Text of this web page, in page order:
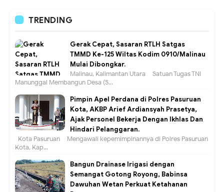
TRENDING
Gerak Cepat, Sasaran RTLH Satgas
TMMD Ke-125 Wiltas Kodim 0910/Malinau
Mulai Dibongkar.
Malinau, Kalimantan Utara – Satuan Tugas TNI
Manunggal Membangun Desa (S...
Pimpin Apel Perdana di Polres Pasuruan
Kota, AKBP Arief Ardiansyah Prasetya,
Ajak Personel Bekerja Dengan Ikhlas Dan
Hindari Pelanggaran.
Kota Pasuruan – Mengawali kepemimpinannya di Polres Pasuruan
Kota, Kap...
Bangun Drainase Irigasi dengan
Semangat Gotong Royong, Babinsa
Dawuhan Wetan Perkuat Ketahanan